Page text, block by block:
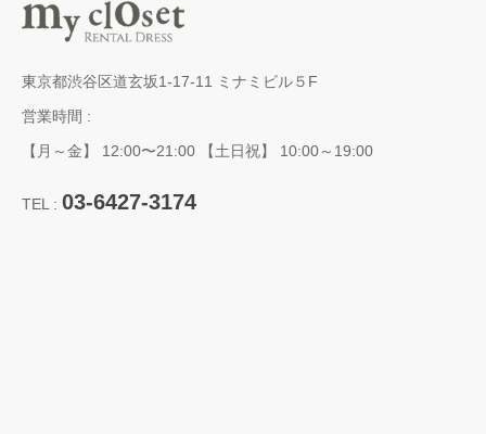
東京都渋谷区道玄坂1-17-11 ミナミビル５F
営業時間 :
【月～金】 12:00〜21:00 【土日祝】 10:00～19:00
TEL : 03-6427-3174